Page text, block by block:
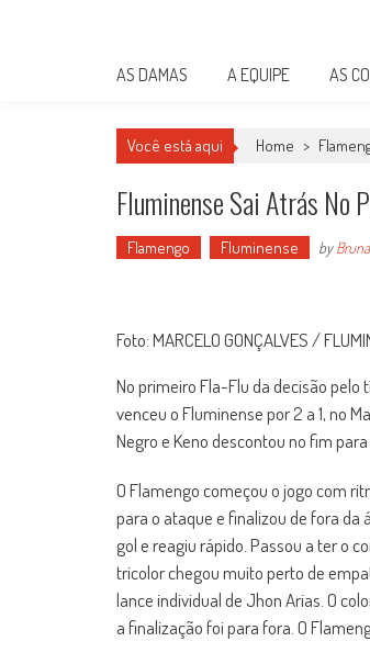
AS DAMAS A EQUIPE AS
Você está aqui Home >
Fluminense Sai Atrás No
Flamengo Fluminense by
Foto: MARCELO GONÇALVES /
No primeiro Fla-Flu da decisão
venceu o Fluminense por 2 a 1, no
Negro e Keno descontou no fim
O Flamengo começou o jogo com
para o ataque e finalizou de fora da
gol e reagiu rápido. Passou a ter o
tricolor chegou muito perto de
lance individual de Jhon Arias. O
a finalização foi para fora. O